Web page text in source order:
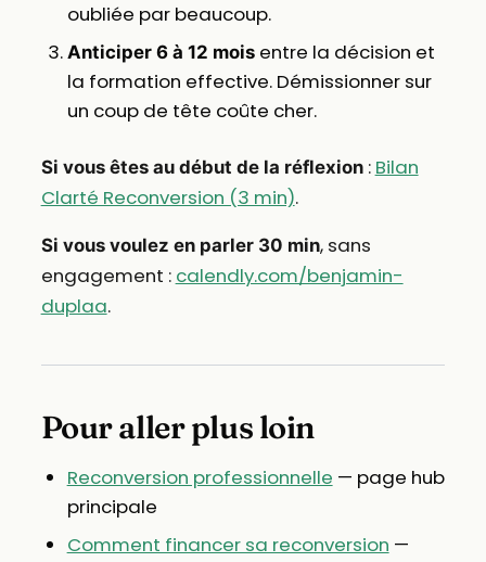
oubliée par beaucoup.
Anticiper 6 à 12 moisentre la décision et
la formation effective. Démissionner sur
un coup de tête coûte cher.
Si vous êtes au début de la réflexion: Bilan
Clarté Reconversion (3 min).
Si vous voulez en parler 30 min, sans
engagement : calendly.com/benjamin-
duplaa.
Pour aller plus loin
Reconversion professionnelle — page hub
principale
Comment financer sa reconversion —